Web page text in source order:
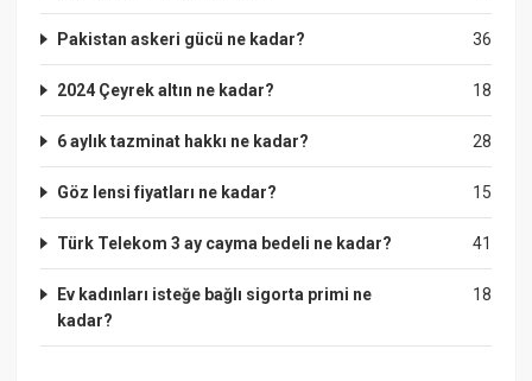
36
Pakistan askeri gücü ne kadar?
18
2024 Çeyrek altın ne kadar?
28
6 aylık tazminat hakkı ne kadar?
15
Göz lensi fiyatları ne kadar?
41
Türk Telekom 3 ay cayma bedeli ne kadar?
18
Ev kadınları isteğe bağlı sigorta primi ne
kadar?